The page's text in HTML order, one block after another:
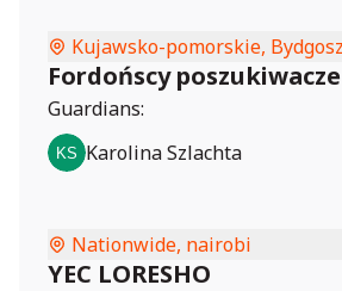
Kujawsko-pomorskie,
Fordońscy
Guardians:
Karolina Szlachta
Nationwide, nairobi
YEC LORESHO